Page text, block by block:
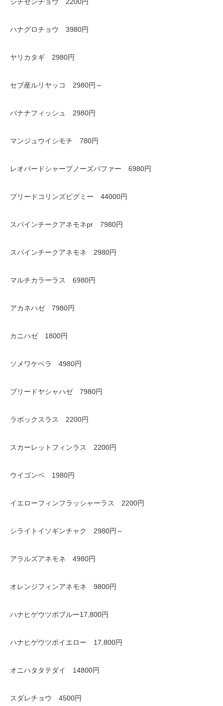
ハナグロチョウ 3980円
ヤリカタギ 2980円
セブ産ルリヤッコ 2980円～
バナナフィッシュ 2980円
マンジュウイシモチ 780円
レオパードシャープノーズパファー 6980円
ブリードコリンズピグミー 44000円
スパインチークアネモネpr 7980円
スパインチークアネモネ 2980円
マルチカラーラス 6980円
アカネハゼ 7980円
カニハゼ 1800円
ソメワケベラ 4980円
ブリードヤシャハゼ 7980円
ラボックスラス 2200円
スカーレットフィンラス 2200円
ウイゴンベ 1980円
イエローフィンフラッシャーラス 2200円
シライトイソギンチャク 2980円～
アラルズアネモネ 4980円
オレンジフィンアネモネ 9800円
ハナヒゲウツボブルー17,800円
ハナヒゲウツボイエロー 17,800円
オニハタタテダイ 14800円
スダレチョウ 4500円